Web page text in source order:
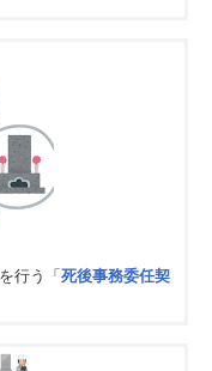
行う「 死後事務委任契